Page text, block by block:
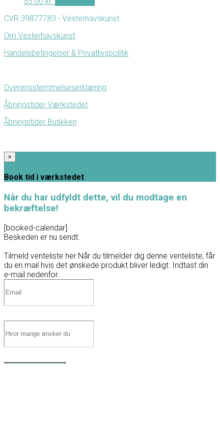
CVR 39877783 - Vesterhavskunst
Om Vesterhavskunst
Handelsbetingelser & Privatlivspolitik
Overensstemmelseserklæring
Åbningstider Værkstedet
Åbningstider Butikken
×
Book tid i værkstedet
Når du har udfyldt dette, vil du modtage en
bekræftelse!
[booked-calendar]
Beskeden er nu sendt.
Tilmeld venteliste her Når du tilmelder dig denne venteliste, får
du en mail hvis det ønskede produkt bliver ledigt. Indtast din
e-mail nedenfor.